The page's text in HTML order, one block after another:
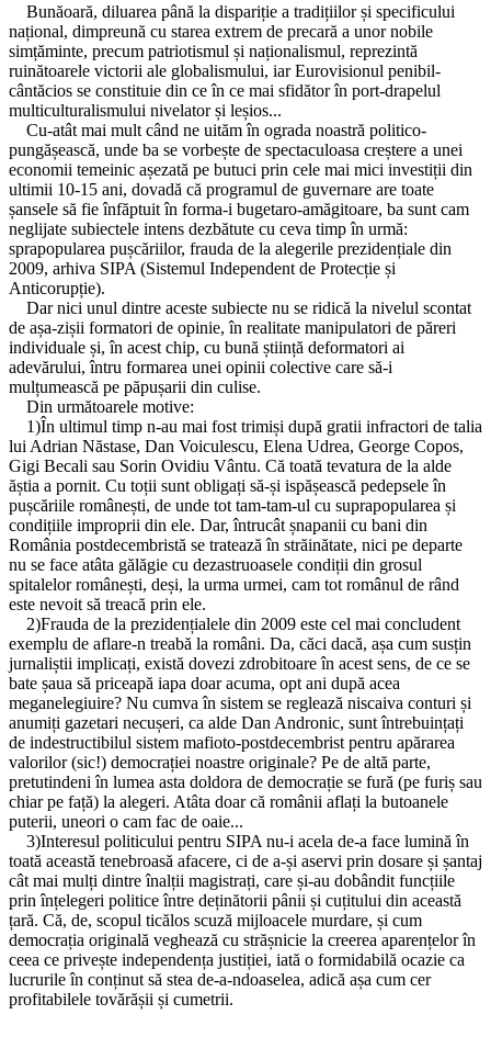
Bunăoară, diluarea până la dispariție a tradițiilor și specificului
național, dimpreună cu starea extrem de precară a unor nobile
simțăminte, precum patriotismul și naționalismul, reprezintă
ruinătoarele victorii ale globalismului, iar Eurovisionul penibil-
cântăcios se constituie din ce în ce mai sfidător în port-drapelul
multiculturalismului nivelator și leșios...
Cu-atât mai mult când ne uităm în ograda noastră politico-
pungășească, unde ba se vorbește de spectaculoasa creștere a unei
economii temeinic așezată pe butuci prin cele mai mici investiții din
ultimii 10-15 ani, dovadă că programul de guvernare are toate
șansele să fie înfăptuit în forma-i bugetaro-amăgitoare, ba sunt cam
neglijate subiectele intens dezbătute cu ceva timp în urmă:
sprapopularea pușcăriilor, frauda de la alegerile prezidențiale din
2009, arhiva SIPA (Sistemul Independent de Protecție și
Anticorupție).
Dar nici unul dintre aceste subiecte nu se ridică la nivelul scontat
de așa-zișii formatori de opinie, în realitate manipulatori de păreri
individuale și, în acest chip, cu bună știință deformatori ai
adevărului, întru formarea unei opinii colective care să-i
mulțumească pe păpușarii din culise.
Din următoarele motive:
1)În ultimul timp n-au mai fost trimiși după gratii infractori de talia
lui Adrian Năstase, Dan Voiculescu, Elena Udrea, George Copos,
Gigi Becali sau Sorin Ovidiu Vântu. Că toată tevatura de la alde
ăștia a pornit. Cu toții sunt obligați să-și ispășească pedepsele în
pușcăriile românești, de unde tot tam-tam-ul cu suprapopularea și
condițiile improprii din ele. Dar, întrucât șnapanii cu bani din
România postdecembristă se tratează în străinătate, nici pe departe
nu se face atâta gălăgie cu dezastruoasele condiții din grosul
spitalelor românești, deși, la urma urmei, cam tot românul de rând
este nevoit să treacă prin ele.
2)Frauda de la prezidențialele din 2009 este cel mai concludent
exemplu de aflare-n treabă la români. Da, căci dacă, așa cum susțin
jurnaliștii implicați, există dovezi zdrobitoare în acest sens, de ce se
bate șaua să priceapă iapa doar acuma, opt ani după acea
meganelegiuire? Nu cumva în sistem se reglează niscaiva conturi și
anumiți gazetari necușeri, ca alde Dan Andronic, sunt întrebuințați
de indestructibilul sistem mafioto-postdecembrist pentru apărarea
valorilor (sic!) democrației noastre originale? Pe de altă parte,
pretutindeni în lumea asta doldora de democrație se fură (pe furiș sau
chiar pe față) la alegeri. Atâta doar că românii aflați la butoanele
puterii, uneori o cam fac de oaie...
3)Interesul politicului pentru SIPA nu-i acela de-a face lumină în
toată această tenebroasă afacere, ci de a-și aservi prin dosare și șantaj
cât mai mulți dintre înalții magistrați, care și-au dobândit funcțiile
prin înțelegeri politice între deținătorii pânii și cuțitului din această
țară. Că, de, scopul ticălos scuză mijloacele murdare, și cum
democrația originală veghează cu strășnicie la creerea aparențelor în
ceea ce privește independența justiției, iată o formidabilă ocazie ca
lucrurile în conținut să stea de-a-ndoaselea, adică așa cum cer
profitabilele tovărășii și cumetrii.